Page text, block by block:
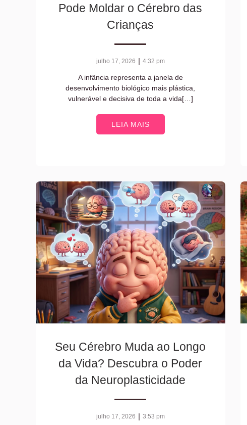
Pode Moldar o Cérebro das
Crianças
julho 17, 2026 | 4:32 pm
A infância representa a janela de
desenvolvimento biológico mais plástica,
vulnerável e decisiva de toda a vida[…]
LEIA MAIS
Seu Cérebro Muda ao Longo
da Vida? Descubra o Poder
da Neuroplasticidade
julho 17, 2026 3:53 pm